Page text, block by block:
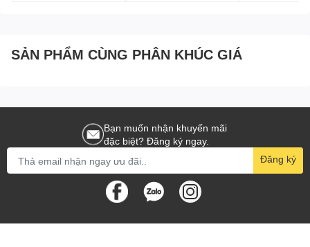
SẢN PHẨM CÙNG PHÂN KHÚC GIÁ
Bạn muốn nhận khuyến mãi
đặc biệt? Đăng ký ngay.
Đăng ký